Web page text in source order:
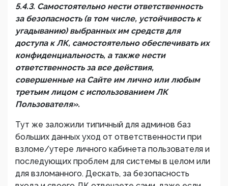
5.4.3. Самостоятельно нести ответственность
за безопасность (в том числе, устойчивость к
угадыванию) выбранных им средств для
доступа к ЛК, самостоятельно обеспечивать их
конфиденциальность, а также нести
ответственность за все действия,
совершенные на Сайте им лично или любым
третьим лицом с использованием ЛК
Пользователя».
Тут же заложили типичный для админов баз
больших данных уход от ответственности при
взломе/утере личного кабинета пользователя и
последующих проблем для системы в целом или
для взломанного. Дескать, за безопасность